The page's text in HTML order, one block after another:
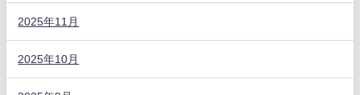
2025年11月
2025年10月